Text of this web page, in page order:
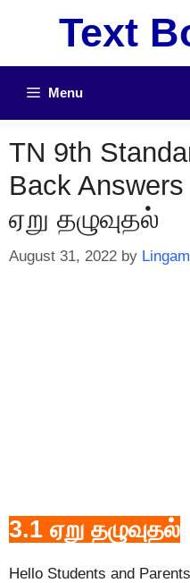
Text
Menu
TN 9th
Back
ஏறு தழுவுதல்
August 31, 2022 by Lingam
3.1 ஏறு தழுவுதல்
Hello Students and